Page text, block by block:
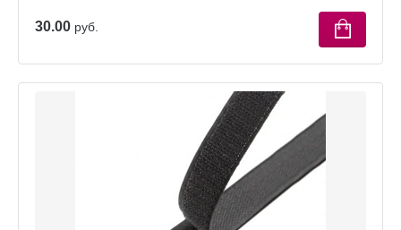
30.00 руб.